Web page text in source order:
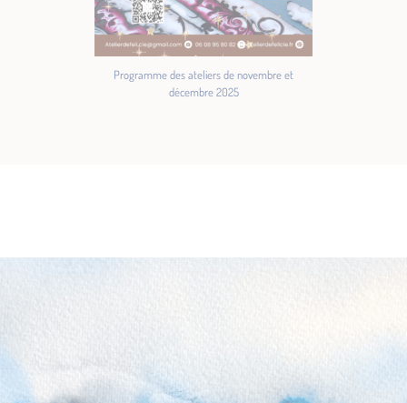
Programme des ateliers de novembre et
décembre 2025